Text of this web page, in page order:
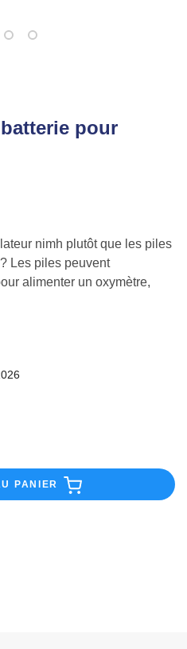
pour
nimh plutôt que les piles
Les piles peuvent
alimenter un oxymètre,
PANIER